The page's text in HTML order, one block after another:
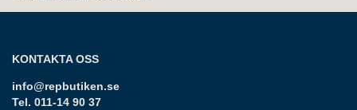
KONTAKTA OSS
info@repbutiken.se
Tel. 011-14 90 37